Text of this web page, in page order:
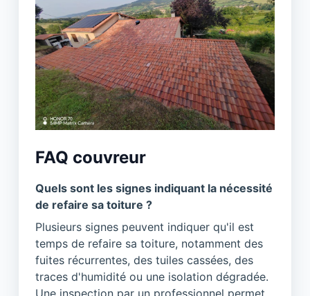
FAQ couvreur
Quels sont les signes indiquant la nécessité
de refaire sa toiture ?
Plusieurs signes peuvent indiquer qu'il est
temps de refaire sa toiture, notamment des
fuites récurrentes, des tuiles cassées, des
traces d'humidité ou une isolation dégradée.
Une inspection par un professionnel permet